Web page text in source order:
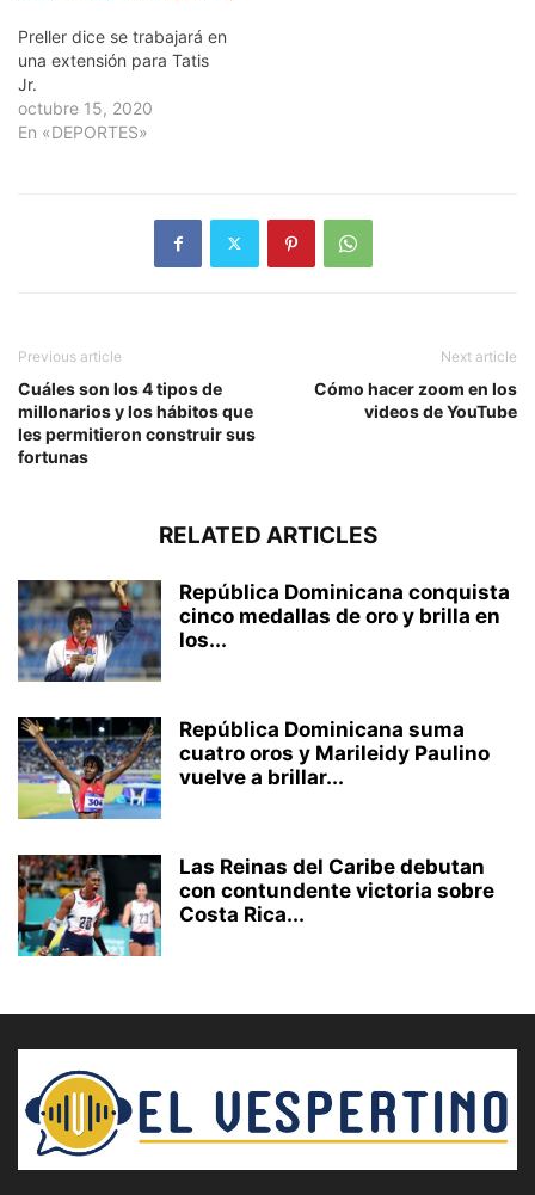
Preller dice se trabajará en
una extensión para Tatis
Jr.
octubre 15, 2020
En «DEPORTES»
Previous article
Cuáles son los 4 tipos de
millonarios y los hábitos que
les permitieron construir sus
fortunas
Next article
Cómo hacer zoom en los
videos de YouTube
RELATED ARTICLES
República Dominicana conquista
cinco medallas de oro y brilla en
los...
República Dominicana suma
cuatro oros y Marileidy Paulino
vuelve a brillar...
Las Reinas del Caribe debutan
con contundente victoria sobre
Costa Rica...